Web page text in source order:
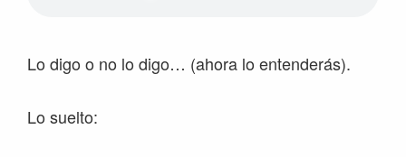
Lo digo o no lo digo… (ahora lo entenderás).
Lo suelto: